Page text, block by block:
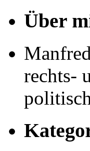
Über
rechts-